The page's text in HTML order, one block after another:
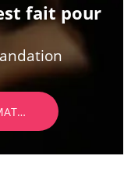
fait pour
OBTENIR PLUS D'INFORMATIONS